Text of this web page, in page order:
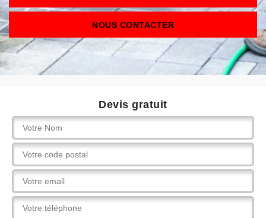
NOUS CONTACTER
Devis gratuit